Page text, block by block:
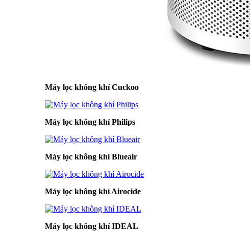
Máy lọc không khí Cuckoo
Máy lọc không khí Philips
Máy lọc không khí Blueair
Máy lọc không khí Airocide
Máy lọc không khí IDEAL